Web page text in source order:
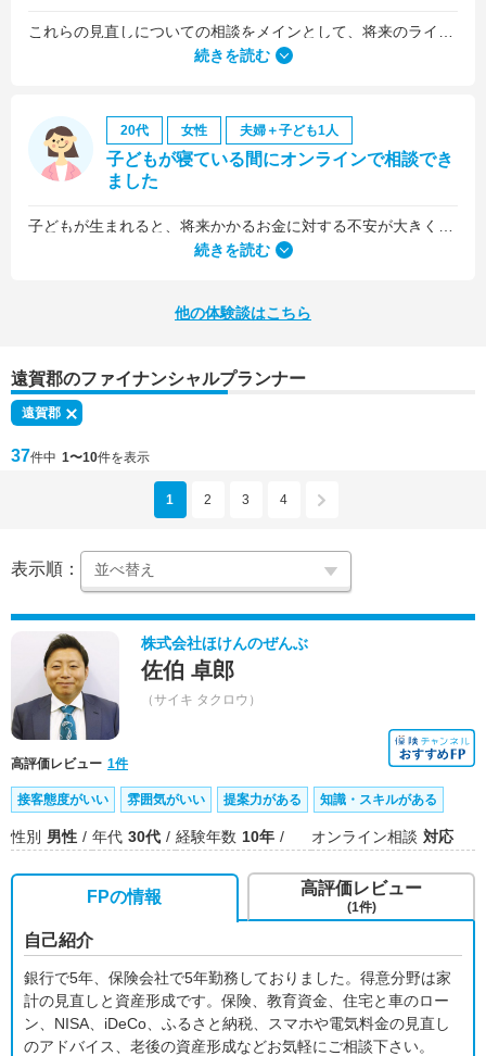
続きを読む
20代 女性 夫婦＋子ども1人
子どもが寝ている間にオンラインで相談でき
ました
何より、とても親身になって対応してくださって大満足。うちと同じように子どもの将来のお金のことで悩んでいる友人にも教えました。
続きを読む
他の体験談はこちら
遠賀郡のファイナンシャルプランナー
遠賀郡
37件中 1〜10件を表示
1 2 3 4
表示順：
株式会社ほけんのぜんぶ
佐伯 卓郎
（サイキ タクロウ）
高評価レビュー 1件
接客態度がいい 雰囲気がいい 提案力がある 知識・スキルがある
性別 男性 年代 30代 経験年数 10年 オンライン相談 対応
FPの情報
自己紹介
銀行で5年、保険会社で5年勤務しておりました。得意分野は家
計の見直しと資産形成です。保険、教育資金、住宅と車のロー
ン、NISA、iDeCo、ふるさと納税、スマホや電気料金の見直し
のアドバイス、老後の資産形成などお気軽にご相談下さい。
高評価レビュー
(1件)